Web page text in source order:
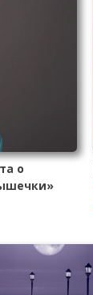
о